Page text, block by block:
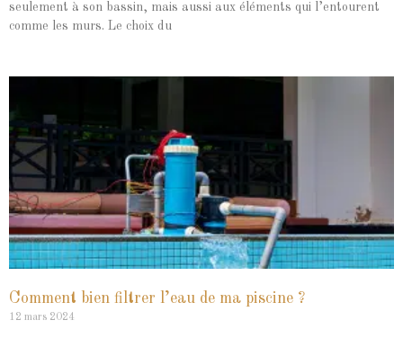
seulement à son bassin, mais aussi aux éléments qui l’entourent
comme les murs. Le choix du
Comment bien filtrer l’eau de ma piscine ?
12 mars 2024